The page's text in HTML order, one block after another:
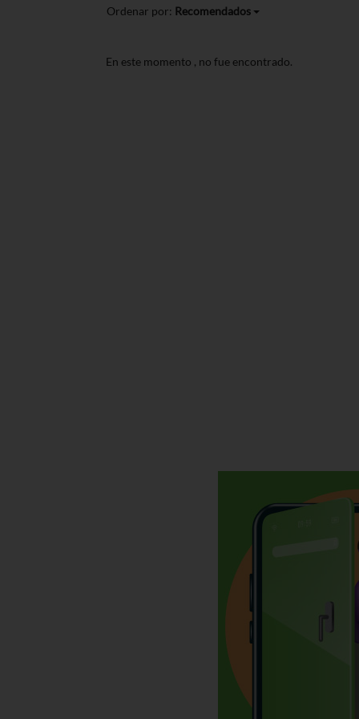
Ordenar por: Recomendados
En este momento , no fue encontrado.